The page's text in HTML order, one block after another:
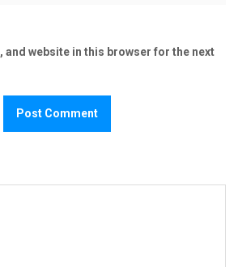
and website in this browser for the next